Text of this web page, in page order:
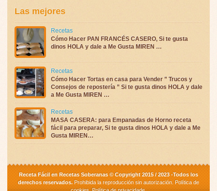
Las mejores
Recetas
Cómo Hacer PAN FRANCÉS CASERO, Si te gusta
dinos HOLA y dale a Me Gusta MIREN …
Recetas
Cómo Hacer Tortas en casa para Vender ” Trucos y
Consejos de repostería ” Si te gusta dinos HOLA y dale
a Me Gusta MIREN …
Recetas
MASA CASERA: para Empanadas de Horno receta
fácil para preparar, Si te gusta dinos HOLA y dale a Me
Gusta MIREN…
Receta Fácil en Recetas Soberanas © Copyright 2015 / 2023 -Todos los
derechos reservados. Prohibida la reproducción sin autorización. Política de